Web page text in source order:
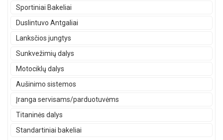
Sportiniai Bakeliai
Duslintuvo Antgaliai
Lanksčios jungtys
Sunkvežimių dalys
Motociklų dalys
Aušinimo sistemos
Įranga servisams/parduotuvėms
Titaninės dalys
Standartiniai bakeliai